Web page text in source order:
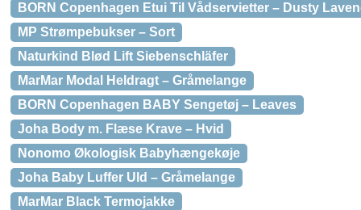
BORN Copenhagen Etui Til Vådservietter – Dusty
MP Strømpebukser – Sort
Naturkind Blød Lift Siebenschläfer
MarMar Modal Heldragt – Gråmelange
BORN Copenhagen BABY Sengetøj – Leaves
Joha Body m. Flæse Krave – Hvid
Nonomo Økologisk Babyhængekøje
Joha Baby Luffer Uld – Gråmelange
MarMar Black Termojakke